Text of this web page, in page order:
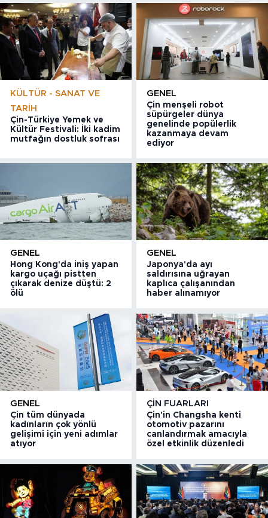
KÜLTÜR - SANAT VE
TARIH
Çin-Türkiye Yemek ve
Kültür Festivali: İki kadim
mutfağın dostluk sofrası
GENEL
Çin menşeli robot
süpürgeler dünya
genelinde popülerlik
kazanmaya devam
ediyor
GENEL
Hong Kong'da iniş yapan
kargo uçağı pistten
çıkarak denize düştü: 2
ölü
GENEL
Japonya'da ayı
saldırısına uğrayan
kaplıca çalışanından
haber alınamıyor
GENEL
Çin tüm dünyada
kadınların çok yönlü
gelişimi için yeni adımlar
atıyor
ÇIN FUARLARI
Çin'in Changsha kenti
otomotiv pazarını
canlandırmak amacıyla
özel etkinlik düzenledi